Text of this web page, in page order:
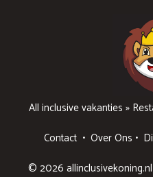
All inclusive vakanties »
Contact • Over Ons •
© 2026